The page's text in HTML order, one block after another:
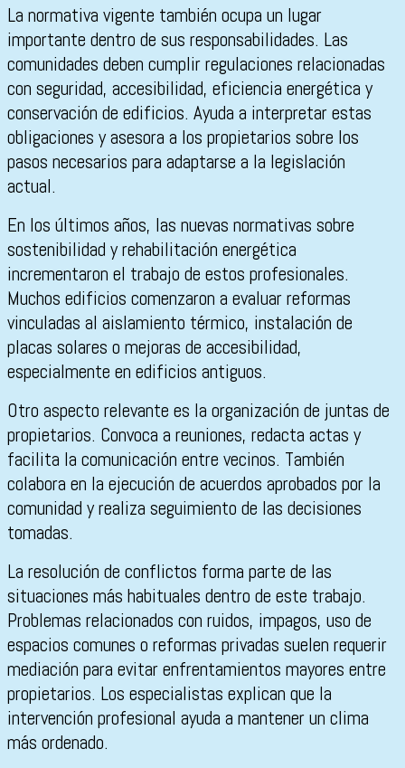
La normativa vigente también ocupa un lugar
importante dentro de sus responsabilidades. Las
comunidades deben cumplir regulaciones relacionadas
con seguridad, accesibilidad, eficiencia energética y
conservación de edificios. Ayuda a interpretar estas
obligaciones y asesora a los propietarios sobre los
pasos necesarios para adaptarse a la legislación
actual.
En los últimos años, las nuevas normativas sobre
sostenibilidad y rehabilitación energética
incrementaron el trabajo de estos profesionales.
Muchos edificios comenzaron a evaluar reformas
vinculadas al aislamiento térmico, instalación de
placas solares o mejoras de accesibilidad,
especialmente en edificios antiguos.
Otro aspecto relevante es la organización de juntas de
propietarios. Convoca a reuniones, redacta actas y
facilita la comunicación entre vecinos. También
colabora en la ejecución de acuerdos aprobados por la
comunidad y realiza seguimiento de las decisiones
tomadas.
La resolución de conflictos forma parte de las
situaciones más habituales dentro de este trabajo.
Problemas relacionados con ruidos, impagos, uso de
espacios comunes o reformas privadas suelen requerir
mediación para evitar enfrentamientos mayores entre
propietarios. Los especialistas explican que la
intervención profesional ayuda a mantener un clima
más ordenado.